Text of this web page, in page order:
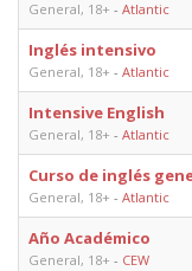
General, 18+ - Atlantic
Inglés intensivo
General, 18+ - Atlantic
Intensive English
General, 18+ - Atlantic
Curso de inglés
General, 18+ - Atlantic
Año Académico
General, 18+ - CEW